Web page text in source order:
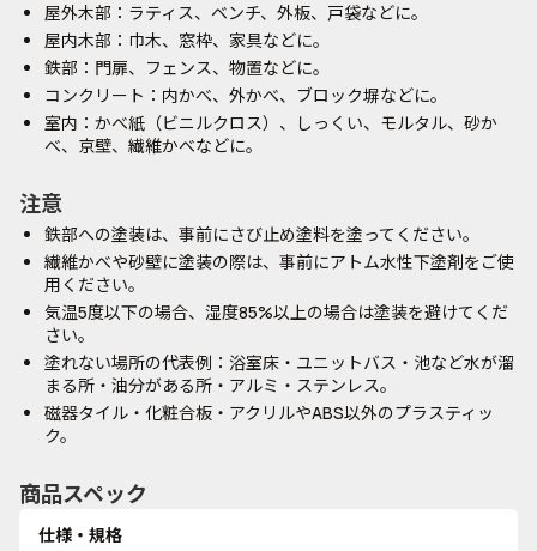
屋外木部：ラティス、ベンチ、外板、戸袋などに。
屋内木部：巾木、窓枠、家具などに。
鉄部：門扉、フェンス、物置などに。
コンクリート：内かべ、外かべ、ブロック塀などに。
室内：かべ紙（ビニルクロス）、しっくい、モルタル、砂か
べ、京壁、繊維かべなどに。
注意
鉄部への塗装は、事前にさび止め塗料を塗ってください。
繊維かべや砂壁に塗装の際は、事前にアトム水性下塗剤をご使
用ください。
気温5度以下の場合、湿度85%以上の場合は塗装を避けてくだ
さい。
塗れない場所の代表例：浴室床・ユニットバス・池など水が溜
まる所・油分がある所・アルミ・ステンレス。
磁器タイル・化粧合板・アクリルやABS以外のプラスティッ
ク。
商品スペック
仕様・規格